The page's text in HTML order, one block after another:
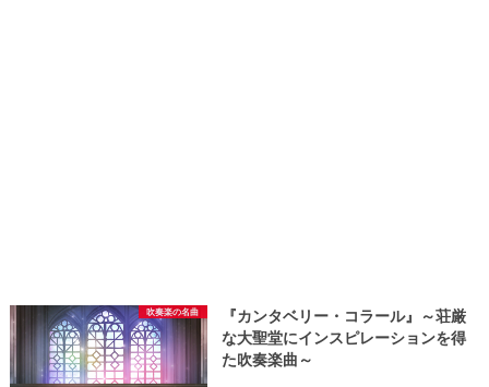
吹奏楽の名曲
『カンタベリー・コラール』～荘厳
な大聖堂にインスピレーションを得
た吹奏楽曲～